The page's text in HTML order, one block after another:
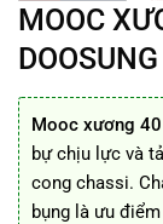
MOOC
Mooc xương
bự chịu lực và
cong chassi.
bụng là ưu